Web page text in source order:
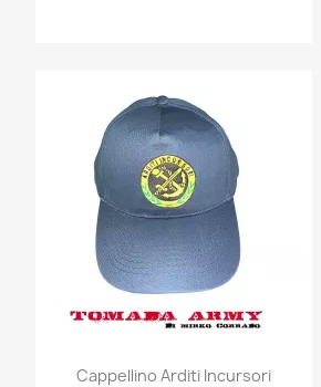
Quick view
Cappellino Arditi Incursori